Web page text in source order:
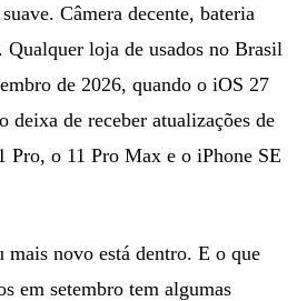
Câmera decente, bateria
Qualquer loja de usados no Brasil
de 2026, quando o iOS 27
deixa de receber atualizações de
Pro, o 11 Pro Max e o iPhone SE
mais novo está dentro. E o que
em setembro tem algumas